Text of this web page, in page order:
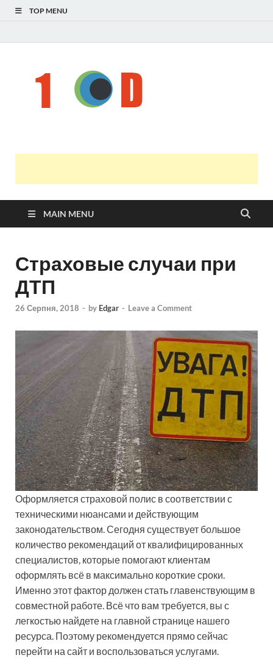
TOP MENU
MAIN MENU
Страховые случаи при
ДТП
26 Серпня, 2018 - by Edgar - Leave a Comment
Оформляется страховой полис в соответствии с
техническими нюансами и действующим
законодательством. Сегодня существует большое
количество рекомендаций от квалифицированных
специалистов, которые помогают клиентам
оформлять всё в максимально короткие сроки.
Именно этот фактор должен стать главенствующим в
совместной работе. Всё что вам требуется, вы с
легкостью найдете на главной странице нашего
ресурса. Поэтому рекомендуется прямо сейчас
перейти на сайт и воспользоваться услугами.